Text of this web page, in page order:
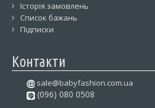
Історія замовлень
Список бажань
Підписки
Контакти
sale@babyfashion.com.ua
(096) 080 0508